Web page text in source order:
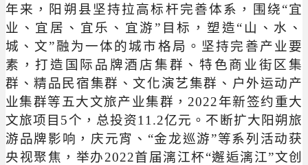
年来，阳朔县坚持拉高标杆完善体系，围绕“宜
业、宜居、宜乐、宜游”目标，塑造“山、水、
城、文”融为一体的城市格局。坚持完善产业要
素，打造国际品牌酒店集群、特色商业街区集
群、精品民宿集群、文化演艺集群、户外运动产
业集群等五大文旅产业集群，2022年新签约重大
文旅项目5个，总投资11.2亿元。不断扩大阳朔旅
游品牌影响，庆元宵、“金龙巡游”等系列活动获
央视聚焦，举办2022首届漓江杯“邂逅漓江”文创